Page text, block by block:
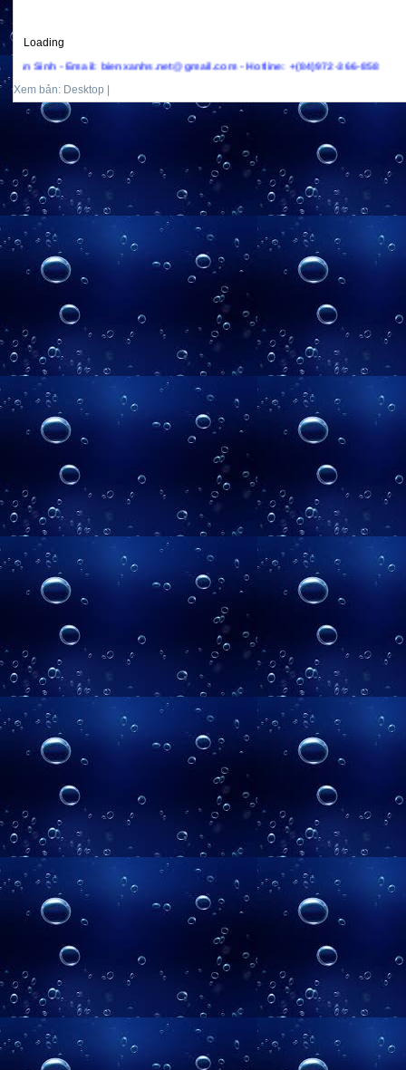
Loading
- Email: bienxanhs.net@gmail.com - Hotline: +(84)972-366-858
Xem bản: Desktop |